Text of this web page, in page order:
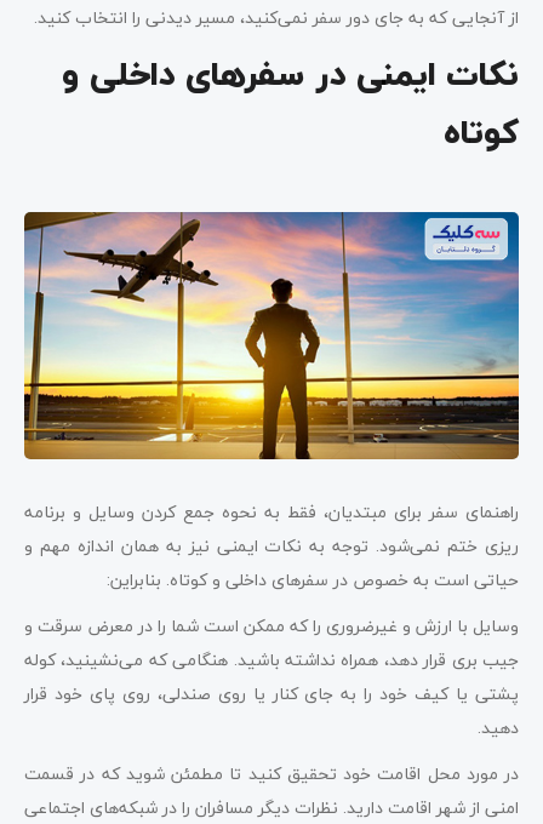
از آنجایی که به جای دور سفر نمی‌کنید، مسیر دیدنی را انتخاب کنید.
نکات ایمنی در سفرهای داخلی و
کوتاه
راهنمای سفر برای مبتدیان، فقط به نحوه جمع کردن وسایل و برنامه
ریزی ختم نمی‌شود. توجه به نکات ایمنی نیز به همان اندازه مهم و
حیاتی است به خصوص در سفرهای داخلی و کوتاه. بنابراین:
وسایل با ارزش و غیرضروری را که ممکن است شما را در معرض سرقت و
جیب بری قرار دهد، همراه نداشته باشید. هنگامی که می‌نشینید، کوله
پشتی یا کیف خود را به جای کنار یا روی صندلی، روی پای خود قرار
دهید.
در مورد محل اقامت خود تحقیق کنید تا مطمئن شوید که در قسمت
امنی از شهر اقامت دارید. نظرات دیگر مسافران را در شبکه‌های اجتماعی